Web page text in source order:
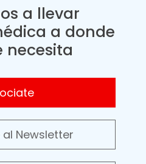
a llevar
a donde
necesita
Newsletter